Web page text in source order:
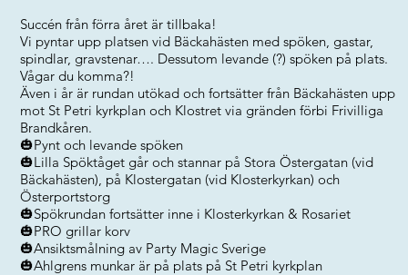
Succén från förra året är tillbaka!
Vi pyntar upp platsen vid Bäckahästen med spöken, gastar,
spindlar, gravstenar…. Dessutom levande (?) spöken på plats.
Vågar du komma?!
Även i år är rundan utökad och fortsätter från Bäckahästen upp
mot St Petri kyrkplan och Klostret via gränden förbi Frivilliga
Brandkåren.
🎃Pynt och levande spöken
🎃Lilla Spöktåget går och stannar på Stora Östergatan (vid
Bäckahästen), på Klostergatan (vid Klosterkyrkan) och
Österportstorg
🎃Spökrundan fortsätter inne i Klosterkyrkan & Rosariet
🎃PRO grillar korv
🎃Ansiktsmålning av Party Magic Sverige
🎃Ahlgrens munkar är på plats på St Petri kyrkplan